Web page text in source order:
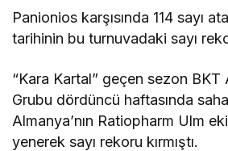
Panionios karşısında 114 sayı
tarihinin bu turnuvadaki sayı
“Kara Kartal” geçen sezon BKT
Grubu dördüncü haftasında
Almanya’nın Ratiopharm Ulm
yenerek sayı rekoru kırmıştı.